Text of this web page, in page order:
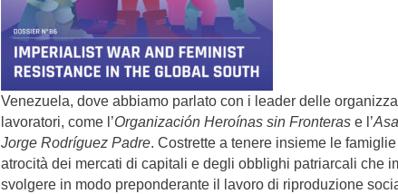
Venezuela, dove abbiamo parlato con i leader delle
lavoratori, come l’Organización Heroínas sin Fronterase l’
Jorge Rodríguez Padre. Costrette a tenere insieme le
atrocità dei mercati di capitali e degli obblighi patriarcali che
svolgere in modo preponderante il lavoro di riproduzione